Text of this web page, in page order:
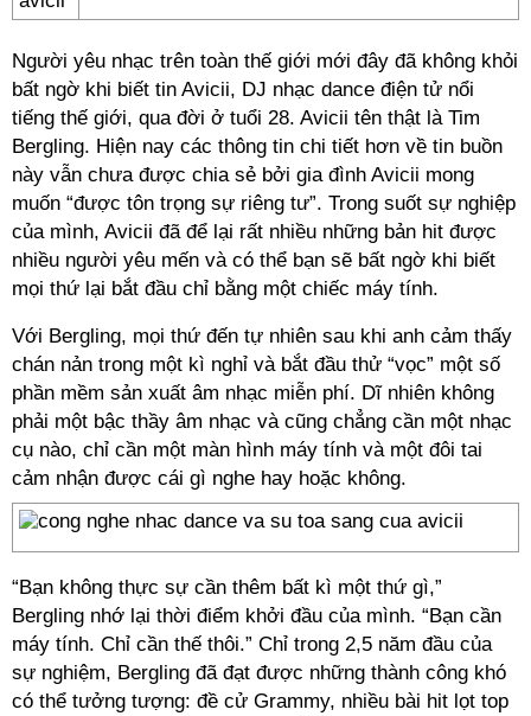
Người yêu nhạc trên toàn thế giới mới đây đã không khỏi
bất ngờ khi biết tin Avicii, DJ nhạc dance điện tử nổi
tiếng thế giới, qua đời ở tuổi 28. Avicii tên thật là Tim
Bergling. Hiện nay các thông tin chi tiết hơn về tin buồn
này vẫn chưa được chia sẻ bởi gia đình Avicii mong
muốn “được tôn trọng sự riêng tư”. Trong suốt sự nghiệp
của mình, Avicii đã để lại rất nhiều những bản hit được
nhiều người yêu mến và có thể bạn sẽ bất ngờ khi biết
mọi thứ lại bắt đầu chỉ bằng một chiếc máy tính.
Với Bergling, mọi thứ đến tự nhiên sau khi anh cảm thấy
chán nản trong một kì nghỉ và bắt đầu thử “vọc” một số
phần mềm sản xuất âm nhạc miễn phí. Dĩ nhiên không
phải một bậc thầy âm nhạc và cũng chẳng cần một nhạc
cụ nào, chỉ cần một màn hình máy tính và một đôi tai
cảm nhận được cái gì nghe hay hoặc không.
“Bạn không thực sự cần thêm bất kì một thứ gì,”
Bergling nhớ lại thời điểm khởi đầu của mình. “Bạn cần
máy tính. Chỉ cần thế thôi.” Chỉ trong 2,5 năm đầu của
sự nghiệm, Bergling đã đạt được những thành công khó
có thể tưởng tượng: đề cử Grammy, nhiều bài hit lọt top